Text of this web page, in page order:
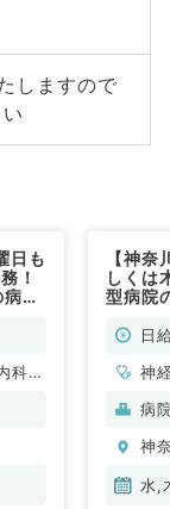
しますので
日も
！
棟
科、
化器
【神
しく
型病院
非常勤
日
神
循
科
病
神
水,